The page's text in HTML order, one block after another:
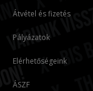
Átvétel és fizetés
Pályázatok
Elérhetőségeink
ÁSZF